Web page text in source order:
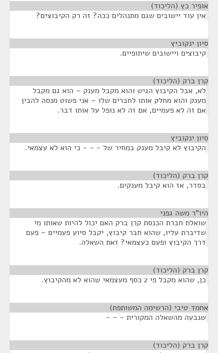
אופיר כץ (הליכוד)
אין עוד יישובים שגם מתנהלים ככה? זה רק הקיבוצים?
סיון ינקוביץ
קיבוצים ויישובים שיתופיים.
קרן ברק (הליכוד)
לא, אבל הקיבוץ הגיש והוא מקבל מענק – הוא גם מקבל
מענק והוא מחלק אותו לחברים שלו – אני פשוט מנסה להבין
אם זה לא פעמיים, אם זה לא נופל על אותו דבר.
סיון ינקוביץ
הקיבוץ לא קיבל מענק במחיר של - - - כי הוא לא עצמאי.
קרן ברק (הליכוד)
בסדר, אז הוא קיבל מענקים.
היו"ר משה גפני
שואלת חברת הכנסת קרן ברק האם יכול להיות שאותו מי
שדיברת עליו, שהוא חבר קיבוץ, יקבל סיוע פעמיים – פעם
דרך הקיבוץ ופעם כעצמאי? זאת השאלה.
קרן ברק (הליכוד)
כן, שהוא מקבל פי 2 כסף מעצמאי שהוא לא מהקיבוץ.
אחמד טיבי (הרשימה המשותפת)
שנבעה מהשאלה המקורית - - -
קרן ברק (הליכוד)